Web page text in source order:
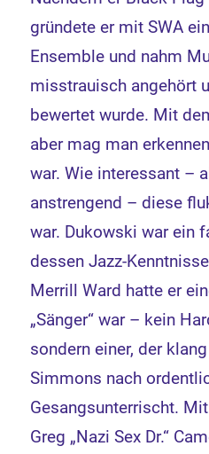
gründete er mit SWA
Ensemble und nahm
misstrauisch angehört
bewertet wurde. Mit
aber mag man
war. Wie interessant –
anstrengend – diese
war. Dukowski war ein
dessen Jazz-
Merrill Ward hatte er
„Sänger“ war – kein
sondern einer, der
Simmons nach
Gesangsunterrischt.
Greg „Nazi Sex Dr.“